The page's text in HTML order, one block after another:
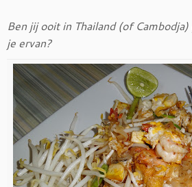
Ben jij ooit in Thailand (of
je ervan?